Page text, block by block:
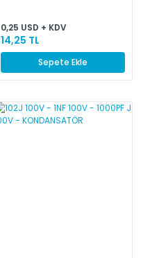
0,25 USD + KDV
14,25 TL
Sepete Ekle